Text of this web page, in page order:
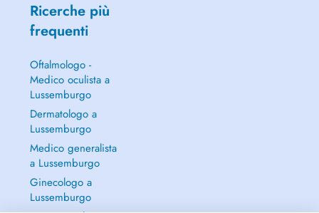
Ricerche più
frequenti
Oftalmologo -
Medico oculista a
Lussemburgo
Dermatologo a
Lussemburgo
Medico generalista
a Lussemburgo
Ginecologo a
Lussemburgo